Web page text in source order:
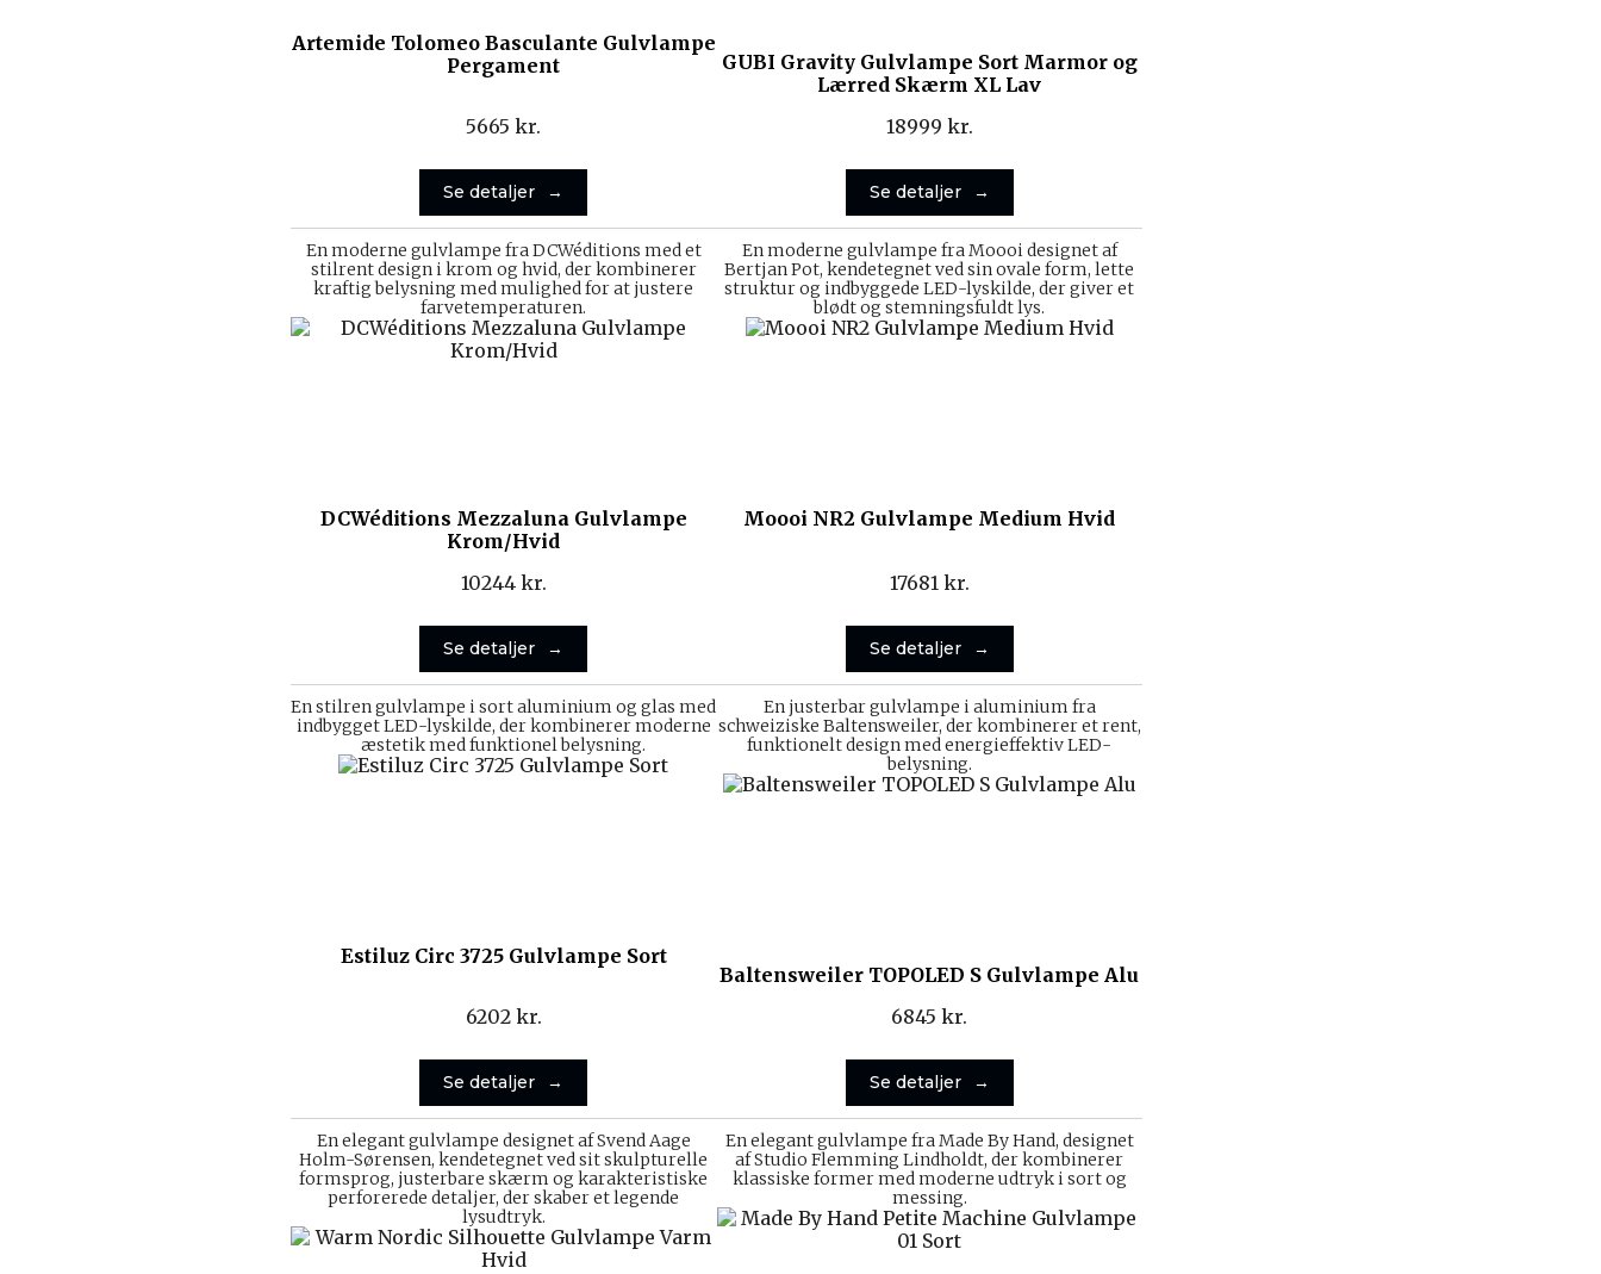
Artemide Tolomeo Basculante Gulvlampe
Pergament
5665 kr.
Se detaljer
GUBI Gravity Gulvlampe Sort Marmor og
Lærred Skærm XL Lav
18999 kr.
Se detaljer
DCWéditions Mezzaluna Gulvlampe
Krom/Hvid
En moderne gulvlampe fra DCWéditions med et
stilrent design i krom og hvid, der kombinerer
kraftig belysning med mulighed for at justere
farvetemperaturen.
10244 kr.
Se detaljer
Moooi NR2 Gulvlampe Medium Hvid
En moderne gulvlampe fra Moooi designet af
Bertjan Pot, kendetegnet ved sin ovale form, lette
struktur og indbyggede LED-lyskilde, der giver et
blødt og stemningsfuldt lys.
17681 kr.
Se detaljer
Estiluz Circ 3725 Gulvlampe Sort
En stilren gulvlampe i sort aluminium og glas med
indbygget LED-lyskilde, der kombinerer moderne
æstetik med funktionel belysning.
6202 kr.
Se detaljer
Baltensweiler TOPOLED S Gulvlampe Alu
En justerbar gulvlampe i aluminium fra
schweiziske Baltensweiler, der kombinerer et rent,
funktionelt design med energieffektiv LED-
belysning.
6845 kr.
Se detaljer
En elegant gulvlampe designet af Svend Aage
Holm-Sørensen, kendetegnet ved sit skulpturelle
formsprog, justerbare skærm og karakteristiske
perforerede detaljer, der skaber et legende
lysudtryk.
En elegant gulvlampe fra Made By Hand, designet
af Studio Flemming Lindholdt, der kombinerer
klassiske former med moderne udtryk i sort og
messing.